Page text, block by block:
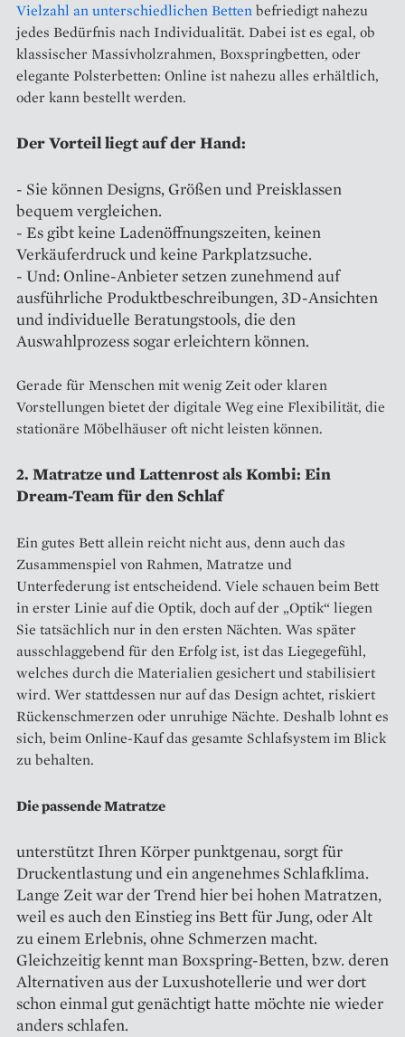
Vielzahl an unterschiedlichen Bettenbefriedigt nahezu
jedes Bedürfnis nach Individualität. Dabei ist es egal, ob
klassischer Massivholzrahmen, Boxspringbetten, oder
elegante Polsterbetten: Online ist nahezu alles erhältlich,
oder kann bestellt werden.
Der Vorteil liegt auf der Hand:
- Sie können Designs, Größen und Preisklassen
bequem vergleichen.
- Es gibt keine Ladenöffnungszeiten, keinen
Verkäuferdruck und keine Parkplatzsuche.
- Und: Online-Anbieter setzen zunehmend auf
ausführliche Produktbeschreibungen, 3D-Ansichten
und individuelle Beratungstools, die den
Auswahlprozess sogar erleichtern können.
Gerade für Menschen mit wenig Zeit oder klaren
Vorstellungen bietet der digitale Weg eine Flexibilität, die
stationäre Möbelhäuser oft nicht leisten können.
2. Matratze und Lattenrost als Kombi: Ein
Dream-Team für den Schlaf
Ein gutes Bett allein reicht nicht aus, denn auch das
Zusammenspiel von Rahmen, Matratze und
Unterfederung ist entscheidend. Viele schauen beim Bett
in erster Linie auf die Optik, doch auf der „Optik“ liegen
Sie tatsächlich nur in den ersten Nächten. Was später
ausschlaggebend für den Erfolg ist, ist das Liegegefühl,
welches durch die Materialien gesichert und stabilisiert
wird. Wer stattdessen nur auf das Design achtet, riskiert
Rückenschmerzen oder unruhige Nächte. Deshalb lohnt es
sich, beim Online-Kauf das gesamte Schlafsystem im Blick
zu behalten.
Die passende Matratze
unterstützt Ihren Körper punktgenau, sorgt für
Druckentlastung und ein angenehmes Schlafklima.
Lange Zeit war der Trend hier bei hohen Matratzen,
weil es auch den Einstieg ins Bett für Jung, oder Alt
zu einem Erlebnis, ohne Schmerzen macht.
Gleichzeitig kennt man Boxspring-Betten, bzw. deren
Alternativen aus der Luxushotellerie und wer dort
schon einmal gut genächtigt hatte möchte nie wieder
anders schlafen.